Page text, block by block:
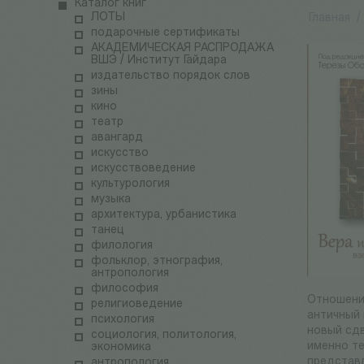
Каталог книг
ЛОТЫ
подарочные сертификаты
АКАДЕМИЧЕСКАЯ РАСПРОДАЖА
ВШЭ / Институт Гайдара
издательство порядок слов
зины
кино
театр
авангард
искусство
искусствоведение
культурология
музыка
архитектура, урбанистика
танец
филология
фольклор, этнография,
антропология
философия
религиоведение
психология
социология, политология,
экономика
античный
новый
именно